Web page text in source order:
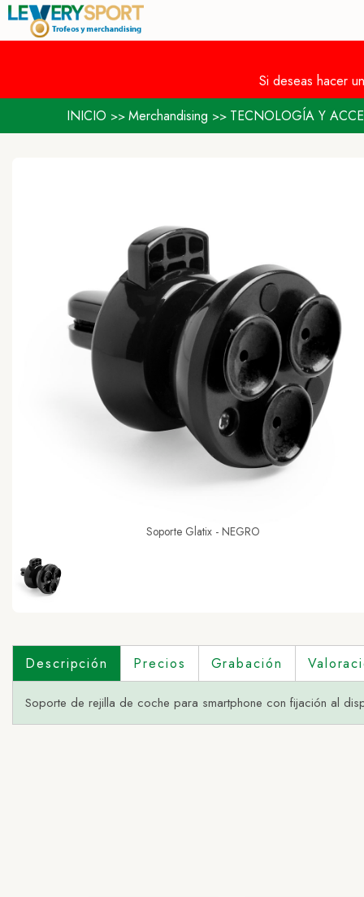
Si deseas hacer
INICIO >> Merchandising >> TECNOLOGÍA Y
Soporte Glatix - NEGRO
Descripción Precios Grabación
Soporte de rejilla de coche para smartphone con fijación al